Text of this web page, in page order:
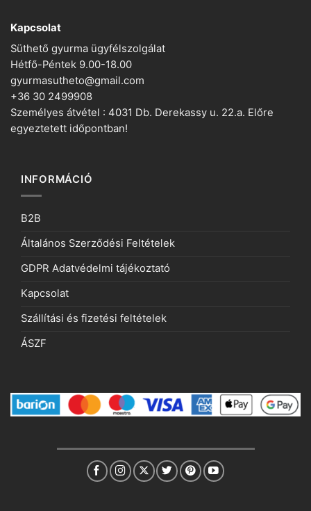
Kapcsolat
Süthető gyurma ügyfélszolgálat
Hétfő-Péntek 9.00-18.00
gyurmasutheto@gmail.com
+36 30 2499908
Személyes átvétel : 4031 Db. Derekassy u. 22.a. Előre
egyeztetett időpontban!
INFORMÁCIÓ
B2B
Általános Szerződési Feltételek
GDPR Adatvédelmi tájékoztató
Kapcsolat
Szállítási és fizetési feltételek
ÁSZF